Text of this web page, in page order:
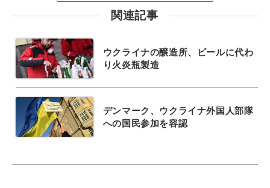
関連記事
ウクライナの醸造所、ビールに代わ
り火炎瓶製造
デンマーク、ウクライナ外国人部隊
への国民参加を容認